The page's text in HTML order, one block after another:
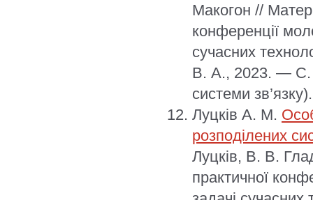
Макогон //
конференції
сучасних
В. А., 2023. — С.
системи зв’язку).
Луцків А. М.
розподілених
Луцків, В. В.
практичної